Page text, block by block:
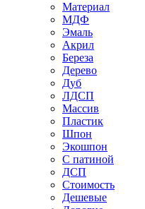
Материал
МДФ
Эмаль
Акрил
Береза
Дерево
Дуб
ЛДСП
Массив
Пластик
Шпон
Экошпон
С патиной
ДСП
Стоимость
Дешевые